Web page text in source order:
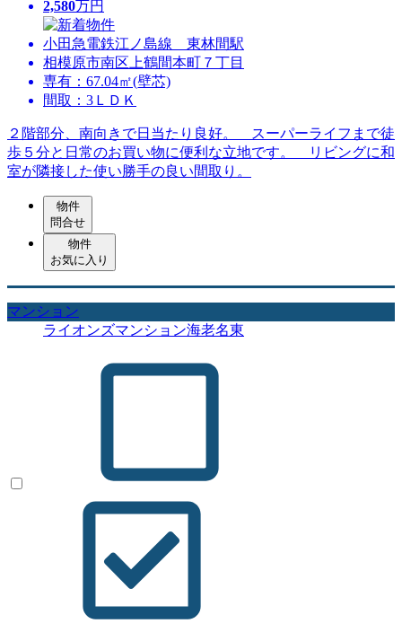
2,580万円
小田急電鉄江ノ島線 東林間駅
相模原市南区上鶴間本町７丁目
専有：67.04㎡(壁芯)
間取：3ＬＤＫ
２階部分、南向きで日当たり良好。 スーパーライフまで徒
歩５分と日常のお買い物に便利な立地です。 リビングに和
室が隣接した使い勝手の良い間取り。
物件
問合せ
物件
お気に入り
マンション
ライオンズマンション海老名東